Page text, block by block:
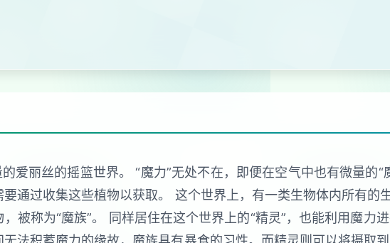
爱丽丝的摇篮世界。 “魔力”无处不在，即便在空气中也有微量的
通过收集这些植物以获取。 这个世界上，有一类生物体内所有的
被称为“魔族”。 同样居住在这个世界上的“精灵”，也能利用魔力